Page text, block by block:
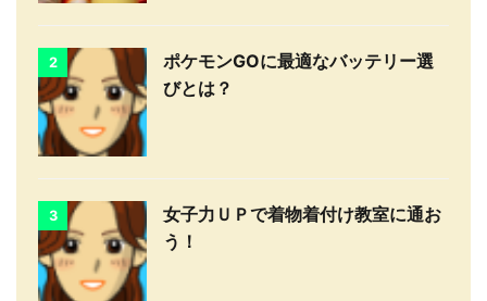
2
ポケモンGOに最適なバッテリー選
びとは？
3
女子力ＵＰで着物着付け教室に通お
う！